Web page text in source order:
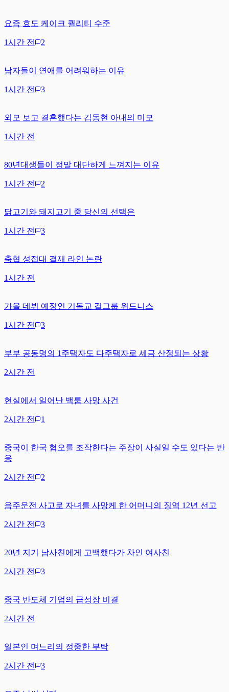
요즘 효도 케이크 퀄리티 수준
1시간 전 2
남자들이 연애를 어려워하는 이유
1시간 전 3
외모 보고 결혼했다는 김동현 아내의 미모
1시간 전
80년대생들이 정말 대단하게 느껴지는 이유
1시간 전 2
닭고기와 돼지고기 중 당신의 선택은
1시간 전 3
축협 성접대 결재 라인 논란
1시간 전
가을 데뷔 예정인 기독교 걸그룹 위드니스
1시간 전 3
부부 공동명의 1주택자도 다주택자로 세금 산정되는 상황
2시간 전
현실에서 일어난 백룸 사망 사건
2시간 전 1
중국이 한국 혐오를 조작한다는 주장이 사실일 수도 있다는 반
응
2시간 전 2
음주운전 사고로 자녀를 사망케 한 어머니의 징역 12년 선고
2시간 전 3
20년 지기 남사친에게 고백했다가 차인 여사친
2시간 전 3
중국 반도체 기업의 급성장 비결
2시간 전
일본인 며느리의 정중한 부탁
2시간 전 3